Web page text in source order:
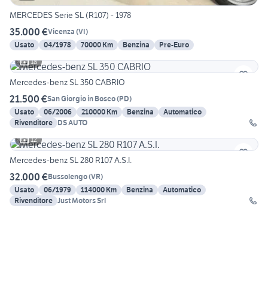
MERCEDES Serie SL (R107) - 1978
35.000 €Vicenza (VI)
Usato
04/1978 70000 Km Benzina
Pre-Euro
18
Mercedes-benz SL 350 CABRIO
21.500 €San Giorgio in Bosco(PD)
Usato
06/2006 210000 Km Benzina
Automatico
Rivenditore DS AUTO
12
Mercedes-benz SL 280 R107 A.S.I.
32.000 €Bussolengo(VR)
Usato
06/1979 114000 Km Benzina
Automatico
Rivenditore Just Motors Srl